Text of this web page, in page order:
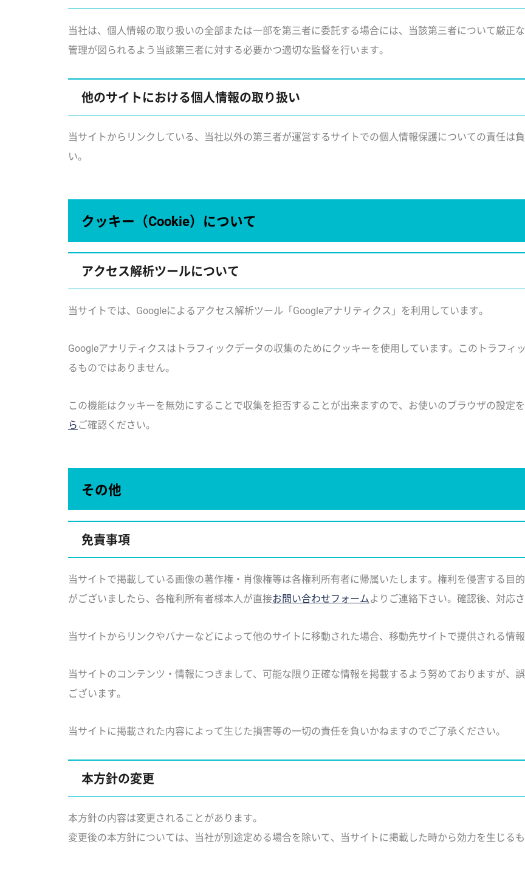
当社は、個人情報の取り扱いの全部または一部を第三者に委託する場合には、当該第三者について厳正
管理が図られるよう当該第三者に対する必要かつ適切な監督を行います。
他のサイトにおける個人情報の取り扱い
当サイトからリンクしている、当社以外の第三者が運営するサイトでの個人情報保護についての責任は
い。
クッキー（Cookie）について
アクセス解析ツールについて
当サイトでは、Googleによるアクセス解析ツール「Googleアナリティクス」を利用しています。
Googleアナリティクスはトラフィックデータの収集のためにクッキーを使用しています。このトラフィ
るものではありません。
この機能はクッキーを無効にすることで収集を拒否することが出来ますので、お使いのブラウザの設定
ら ご確認ください。
その他
免責事項
当サイトで掲載している画像の著作権・肖像権等は各権利所有者に帰属いたします。権利を侵害する目
がございましたら、各権利所有者様本人が直接お問い合わせフォームよりご連絡下さい。確認後、対応さ
当サイトからリンクやバナーなどによって他のサイトに移動された場合、移動先サイトで提供される情
当サイトのコンテンツ・情報につきまして、可能な限り正確な情報を掲載するよう努めておりますが、
ございます。
当サイトに掲載された内容によって生じた損害等の一切の責任を負いかねますのでご了承ください。
本方針の変更
本方針の内容は変更されることがあります。
変更後の本方針については、当社が別途定める場合を除いて、当サイトに掲載した時から効力を生じるも